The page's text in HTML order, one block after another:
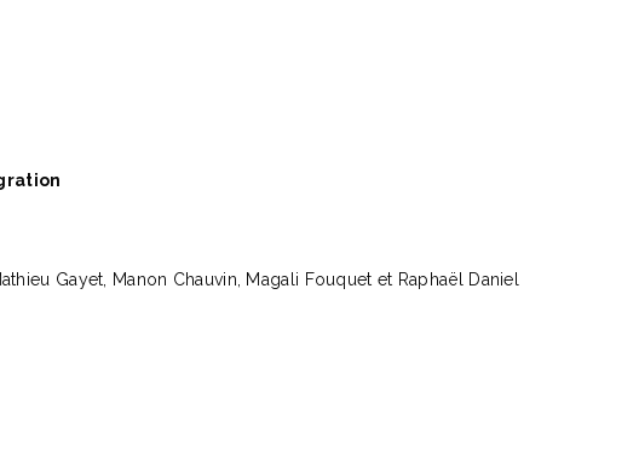
Gayet, Manon Chauvin, Magali Fouquet et Raphaël Daniel